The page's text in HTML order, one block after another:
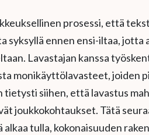
prosessi, että
syksyllä ennen ensi-iltaa,
Lavastajan kanssa
monikäyttölavasteet, joiden
tietysti siihen, että lavastus
joukkokohtaukset. Tätä
alkaa tulla, kokonaisuuden